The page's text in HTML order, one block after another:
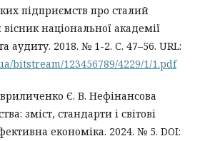
підприємств про сталий
національної академії
аудиту. 2018. № 1-2. C. 47–56. URL:
bitstream/123456789/4229/1/1.pdf
Є. В. Нефінансова
зміст, стандарти і світові
економіка. 2024. № 5. DOI: